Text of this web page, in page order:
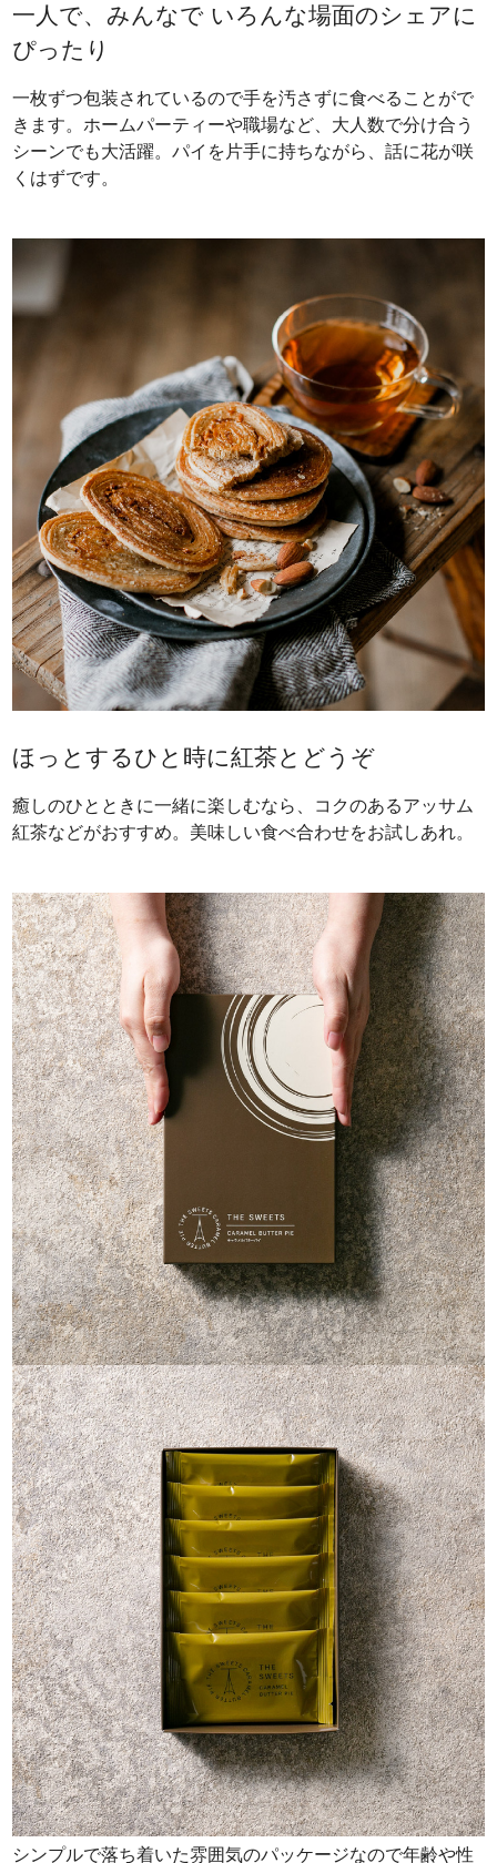
一人で、みんなで いろんな場面のシェアに
ぴったり
一枚ずつ包装されているので手を汚さずに食べることがで
きます。ホームパーティーや職場など、大人数で分け合う
シーンでも大活躍。パイを片手に持ちながら、話に花が咲
くはずです。
ほっとするひと時に紅茶とどうぞ
癒しのひとときに一緒に楽しむなら、コクのあるアッサム
紅茶などがおすすめ。美味しい食べ合わせをお試しあれ。
シンプルで落ち着いた雰囲気のパッケージなので年齢や性